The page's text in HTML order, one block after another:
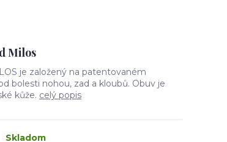
Milos
je založený na patentovaném
bolesti nohou, zad a kloubů. Obuv je
kůže. celý popis
Skladom